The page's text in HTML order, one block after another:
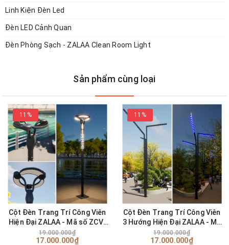
Linh Kiện Đèn Led
Đèn LED Cảnh Quan
Đèn Phòng Sạch - ZALAA Clean Room Light
Sản phẩm cùng loại
11%
Cột Đèn Trang Trí Công Viên
Hiện Đại ZALAA - Mã số ZCV-
H5000-60W
19.000.000₫
17.000.000₫
11%
Cột Đèn Trang Trí Công Viên
3 Hướng Hiện Đại ZALAA - Mã
số ZCV-H6000-3L-50W
19.000.000₫
17.000.000₫